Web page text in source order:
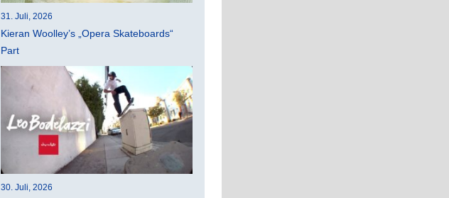
31. Juli, 2026
Kieran Woolley’s „Opera Skateboards“
Part
30. Juli, 2026